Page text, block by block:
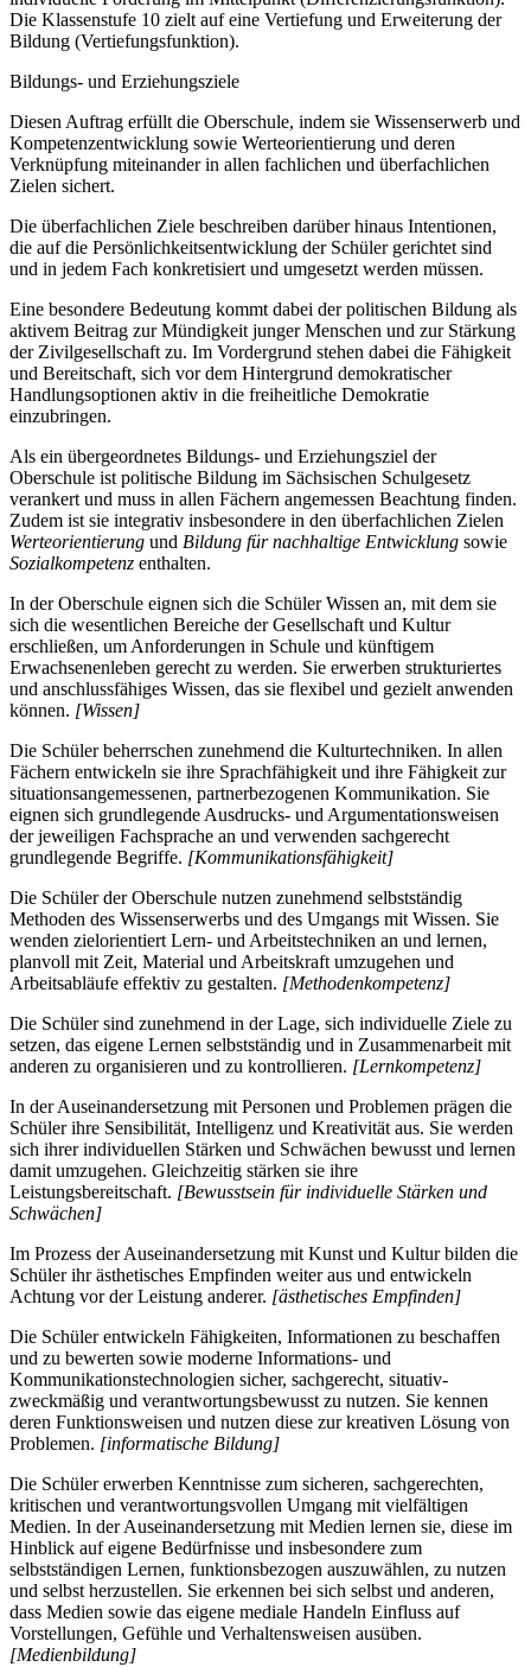
Die Klassenstufe 10 zielt auf eine Vertiefung und Erweiterung der
Bildung (Vertiefungsfunktion).
Bildungs- und Erziehungsziele
Diesen Auftrag erfüllt die Oberschule, indem sie Wissenserwerb und
Kompetenzentwicklung sowie Werteorientierung und deren
Verknüpfung miteinander in allen fachlichen und überfachlichen
Zielen sichert.
Die überfachlichen Ziele beschreiben darüber hinaus Intentionen,
die auf die Persönlichkeitsentwicklung der Schüler gerichtet sind
und in jedem Fach konkretisiert und umgesetzt werden müssen.
Eine besondere Bedeutung kommt dabei der politischen Bildung als
aktivem Beitrag zur Mündigkeit junger Menschen und zur Stärkung
der Zivilgesellschaft zu. Im Vordergrund stehen dabei die Fähigkeit
und Bereitschaft, sich vor dem Hintergrund demokratischer
Handlungsoptionen aktiv in die freiheitliche Demokratie
einzubringen.
Als ein übergeordnetes Bildungs- und Erziehungsziel der
Oberschule ist politische Bildung im Sächsischen Schulgesetz
verankert und muss in allen Fächern angemessen Beachtung finden.
Zudem ist sie integrativ insbesondere in den überfachlichen Zielen
Werteorientierung und Bildung für nachhaltige Entwicklung sowie
Sozialkompetenz enthalten.
In der Oberschule eignen sich die Schüler Wissen an, mit dem sie
sich die wesentlichen Bereiche der Gesellschaft und Kultur
erschließen, um Anforderungen in Schule und künftigem
Erwachsenenleben gerecht zu werden. Sie erwerben strukturiertes
und anschlussfähiges Wissen, das sie flexibel und gezielt anwenden
können. [Wissen]
Die Schüler beherrschen zunehmend die Kulturtechniken. In allen
Fächern entwickeln sie ihre Sprachfähigkeit und ihre Fähigkeit zur
situationsangemessenen, partnerbezogenen Kommunikation. Sie
eignen sich grundlegende Ausdrucks- und Argumentationsweisen
der jeweiligen Fachsprache an und verwenden sachgerecht
grundlegende Begriffe. [Kommunikationsfähigkeit]
Die Schüler der Oberschule nutzen zunehmend selbstständig
Methoden des Wissenserwerbs und des Umgangs mit Wissen. Sie
wenden zielorientiert Lern- und Arbeitstechniken an und lernen,
planvoll mit Zeit, Material und Arbeitskraft umzugehen und
Arbeitsabläufe effektiv zu gestalten. [Methodenkompetenz]
Die Schüler sind zunehmend in der Lage, sich individuelle Ziele zu
setzen, das eigene Lernen selbstständig und in Zusammenarbeit mit
anderen zu organisieren und zu kontrollieren. [Lernkompetenz]
In der Auseinandersetzung mit Personen und Problemen prägen die
Schüler ihre Sensibilität, Intelligenz und Kreativität aus. Sie werden
sich ihrer individuellen Stärken und Schwächen bewusst und lernen
damit umzugehen. Gleichzeitig stärken sie ihre
Leistungsbereitschaft. [Bewusstsein für individuelle Stärken und
Schwächen]
Im Prozess der Auseinandersetzung mit Kunst und Kultur bilden die
Schüler ihr ästhetisches Empfinden weiter aus und entwickeln
Achtung vor der Leistung anderer. [ästhetisches Empfinden]
Die Schüler entwickeln Fähigkeiten, Informationen zu beschaffen
und zu bewerten sowie moderne Informations- und
Kommunikationstechnologien sicher, sachgerecht, situativ-
zweckmäßig und verantwortungsbewusst zu nutzen. Sie kennen
deren Funktionsweisen und nutzen diese zur kreativen Lösung von
Problemen. [informatische Bildung]
Die Schüler erwerben Kenntnisse zum sicheren, sachgerechten,
kritischen und verantwortungsvollen Umgang mit vielfältigen
Medien. In der Auseinandersetzung mit Medien lernen sie, diese im
Hinblick auf eigene Bedürfnisse und insbesondere zum
selbstständigen Lernen, funktionsbezogen auszuwählen, zu nutzen
und selbst herzustellen. Sie erkennen bei sich selbst und anderen,
dass Medien sowie das eigene mediale Handeln Einfluss auf
Vorstellungen, Gefühle und Verhaltensweisen ausüben.
[Medienbildung]